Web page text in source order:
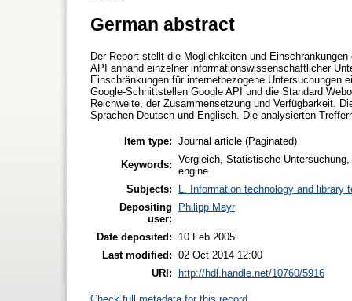
German abstract
Der Report stellt die Möglichkeiten und
API anhand einzelner informationswissenschaftlicher
Einschränkungen für internetbezogene Untersuchungen
Google-Schnittstellen Google API und die Standard
Reichweite, der Zusammensetzung und Verfügbarkeit.
Sprachen Deutsch und Englisch. Die analysierten
Item type: Journal article (Paginated)
Keywords: Vergleich, Statistische
engine
Subjects:
L. Information technology and library
Depositing
user:
Philipp Mayr
Date deposited:
10 Feb 2005
Last modified: 02 Oct 2014 12:00
URI:
http://hdl.handle.net/10760/5916